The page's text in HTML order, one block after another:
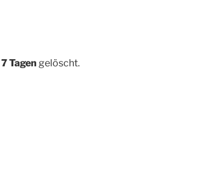
7 Tagen gelöscht.